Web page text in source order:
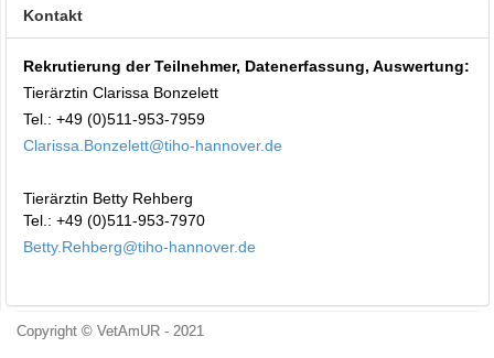
Kontakt
Rekrutierung der Teilnehmer, Datenerfassung, Auswertung:
Tierärztin Clarissa Bonzelett
Tel.: +49 (0)511-953-7959
Clarissa.Bonzelett@tiho-hannover.de
Tierärztin Betty Rehberg
Tel.: +49 (0)511-953-7970
Betty.Rehberg@tiho-hannover.de
Copyright © VetAmUR - 2021